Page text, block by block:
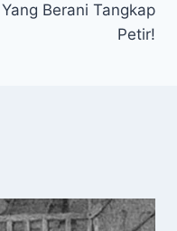
Yang Berani Tangkap
Petir!